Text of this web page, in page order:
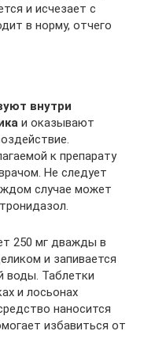
и исчезает с
в норму, отчего
внутри
и оказывают
к препарату
Не следует
случае может
250 мг дважды в
и запивается
воды. Таблетки
и лосьонах
наносится
избавиться от